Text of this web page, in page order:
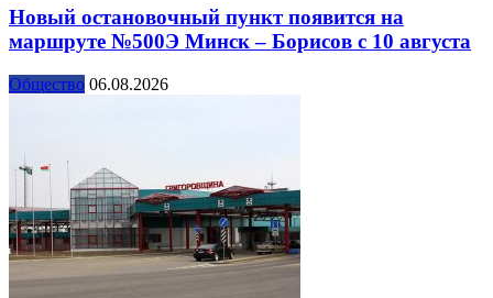
Новый остановочный пункт появится на
маршруте №500Э Минск – Борисов с 10 августа
Общество 06.08.2026